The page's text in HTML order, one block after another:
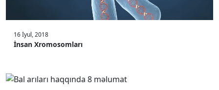
16 İyul, 2018
İnsan Xromosomları